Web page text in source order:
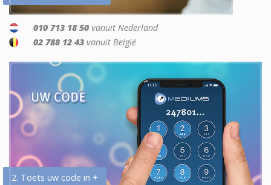
010 713 18 50 vanuit Nederland
02 788 12 43 vanuit België
2. Toets uw code in +